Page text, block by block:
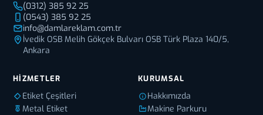
(0312) 385 92 25
(0543) 385 92 25
info@damlareklam.com.tr
İvedik OSB Melih Gökçek Bulvarı OSB Türk Plaza 140/5,
Ankara
HIZMETLER
Etiket Çeşitleri
Metal Etiket
KURUMSAL
Hakkımızda
Makine Parkuru